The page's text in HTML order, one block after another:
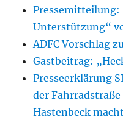
Pressemitteilung:
Unterstützung“
ADFC Vorschlag
Gastbeitrag:
Presseerklärung
der
Hastenbeck